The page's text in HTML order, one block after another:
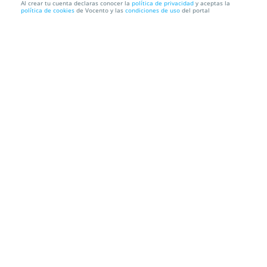
Pack Smartwatch y cascos de diadema
Al crear tu cuenta declaras conocer la política de privacidad y aceptas la
política de cookies de Vocento y las condiciones de uso del portal